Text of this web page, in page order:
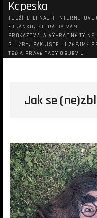
Kapeska
TOUŽÍTE-LI NAJÍT
STRÁNKU, KTERÁ BY VÁM
PROKAZOVALA VÝHRADNĚ TY
SLUŽBY, PAK JSTE JI ZŘEJMĚ
TEĎ A PRÁVĚ TADY OBJEVILI.
Jak se